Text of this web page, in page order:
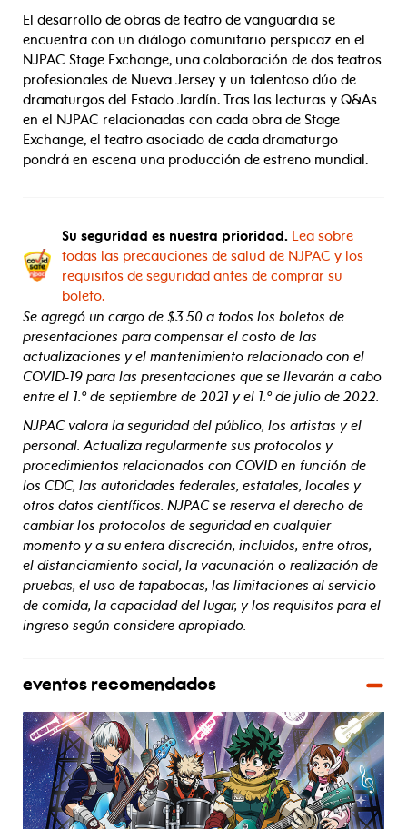
El desarrollo de obras de teatro de vanguardia se
encuentra con un diálogo comunitario perspicaz en el
NJPAC Stage Exchange, una colaboración de dos teatros
profesionales de Nueva Jersey y un talentoso dúo de
dramaturgos del Estado Jardín. Tras las lecturas y Q&As
en el NJPAC relacionadas con cada obra de Stage
Exchange, el teatro asociado de cada dramaturgo
pondrá en escena una producción de estreno mundial.
Su seguridad es nuestra prioridad. Lea sobre
todas las precauciones de salud de NJPAC y los
requisitos de seguridad antes de comprar su
boleto.
Se agregó un cargo de $3.50 a todos los boletos de
presentaciones para compensar el costo de las
actualizaciones y el mantenimiento relacionado con el
COVID-19 para las presentaciones que se llevarán a cabo
entre el 1.º de septiembre de 2021 y el 1.º de julio de 2022.
NJPAC valora la seguridad del público, los artistas y el
personal. Actualiza regularmente sus protocolos y
procedimientos relacionados con COVID en función de
los CDC, las autoridades federales, estatales, locales y
otros datos científicos. NJPAC se reserva el derecho de
cambiar los protocolos de seguridad en cualquier
momento y a su entera discreción, incluidos, entre otros,
el distanciamiento social, la vacunación o realización de
pruebas, el uso de tapabocas, las limitaciones al servicio
de comida, la capacidad del lugar, y los requisitos para el
ingreso según considere apropiado.
eventos recomendados